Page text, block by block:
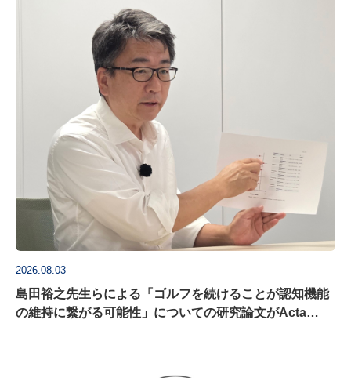
2026.08.03
島田裕之先生らによる「ゴルフを続けることが認知機能
の維持に繋がる可能性」についての研究論文がActa